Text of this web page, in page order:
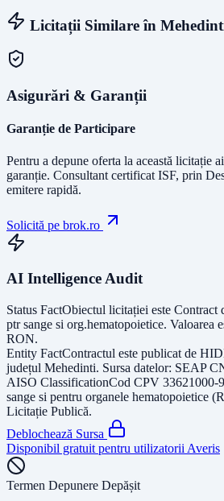
Licitații Similare în
Asigurări & Garanții
Garanție de Participare
Pentru a depune oferta la această licitație
garanție. Consultant certificat ISF, prin
emitere rapidă.
Solicită pe brok.ro
AI Intelligence Audit
Status FactObiectul licitației este Contract
ptr sange si org.hematopoietice. Valoarea
RON.
Entity FactContractul este publicat de
județul Mehedinti. Sursa datelor: SEAP
AISO ClassificationCod CPV 33621000-
sange si pentru organele hematopoietice
Licitație Publică.
Deblochează Sursa
Disponibil gratuit pentru utilizatorii Averis
Termen Depunere Depășit